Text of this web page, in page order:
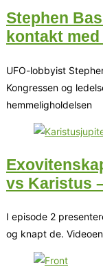
Stephen
kontakt
UFO-lobbyist
Kongressen og
hemmeligholdelsen
vs Karistus
I episode 2
og knapt de.